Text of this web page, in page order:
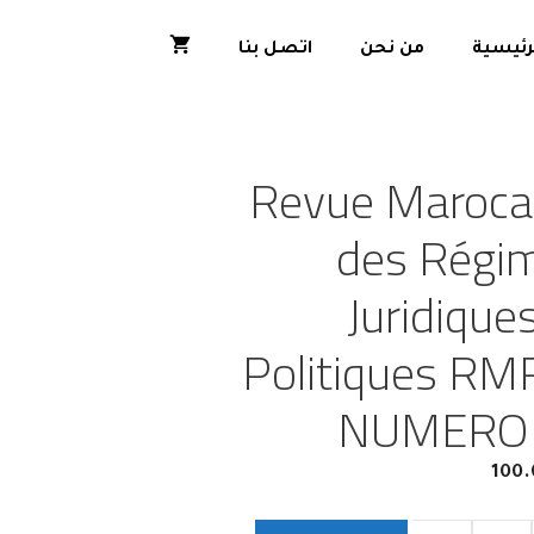
من نحن اتصل بنا
Revue
des
Politiques